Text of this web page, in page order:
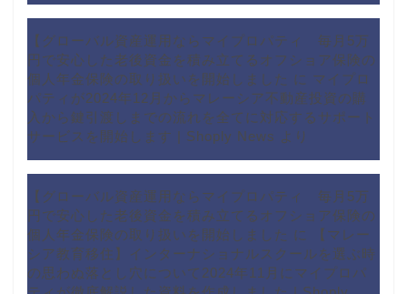
【グローバル資産運用ならマイプロパティ 毎月5万
円で安心した老後資金を積み立てるオフショア保険の
個人年金保険の取り扱いを開始しました に マイプロ
パティが2024年12月からマレーシア不動産投資の購
入から鍵引渡しまでの流れを全てに対応するサポート
サービスを開始します | Shoply News より
【グローバル資産運用ならマイプロパティ 毎月5万
円で安心した老後資金を積み立てるオフショア保険の
個人年金保険の取り扱いを開始しました に
【マレー
シア教育移住】インターナショナルスクールを選ぶ時
の思わぬ落とし穴について2024年11月にマイプロパ